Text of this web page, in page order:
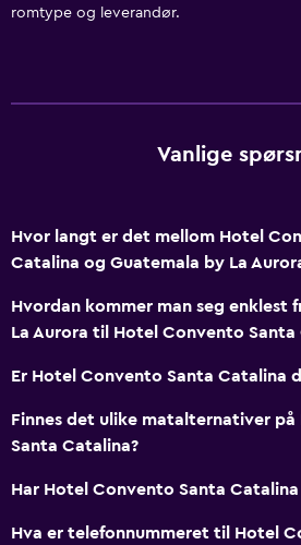
romtype og leverandør.
Vanlige
Hvor langt er det mellom Hotel
Catalina og Guatemala by La
Hvordan kommer man seg enklest
La Aurora til Hotel Convento Santa
Er Hotel Convento Santa Catalina
Finnes det ulike matalternativer
Santa Catalina?
Har Hotel Convento Santa Catalina
Hva er telefonnummeret til Hotel